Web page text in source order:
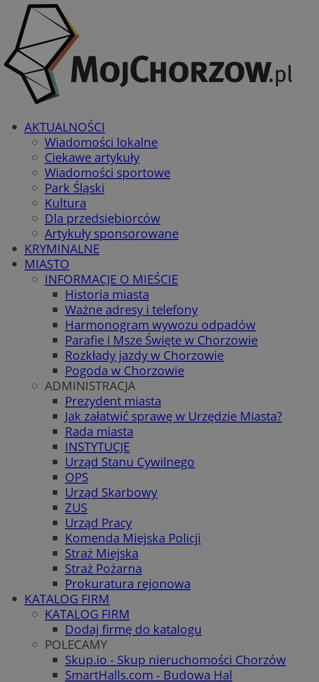
AKTUALNOŚCI
Wiadomości lokalne
Ciekawe artykuły
Wiadomości sportowe
Park Śląski
Kultura
Dla przedsiębiorców
Artykuły sponsorowane
KRYMINALNE
MIASTO
INFORMACJE O MIEŚCIE
Historia miasta
Ważne adresy i telefony
Harmonogram wywozu odpadów
Parafie i Msze Święte w Chorzowie
Rozkłady jazdy w Chorzowie
Pogoda w Chorzowie
ADMINISTRACJA
Prezydent miasta
Jak załatwić sprawę w Urzędzie Miasta?
Rada miasta
INSTYTUCJE
Urząd Stanu Cywilnego
OPS
Urząd Skarbowy
ZUS
Urząd Pracy
Komenda Miejska Policji
Straż Miejska
Straż Pożarna
Prokuratura rejonowa
KATALOG FIRM
KATALOG FIRM
Dodaj firmę do katalogu
POLECAMY
Skup.io - Skup nieruchomości Chorzów
SmartHalls.com - Budowa Hal